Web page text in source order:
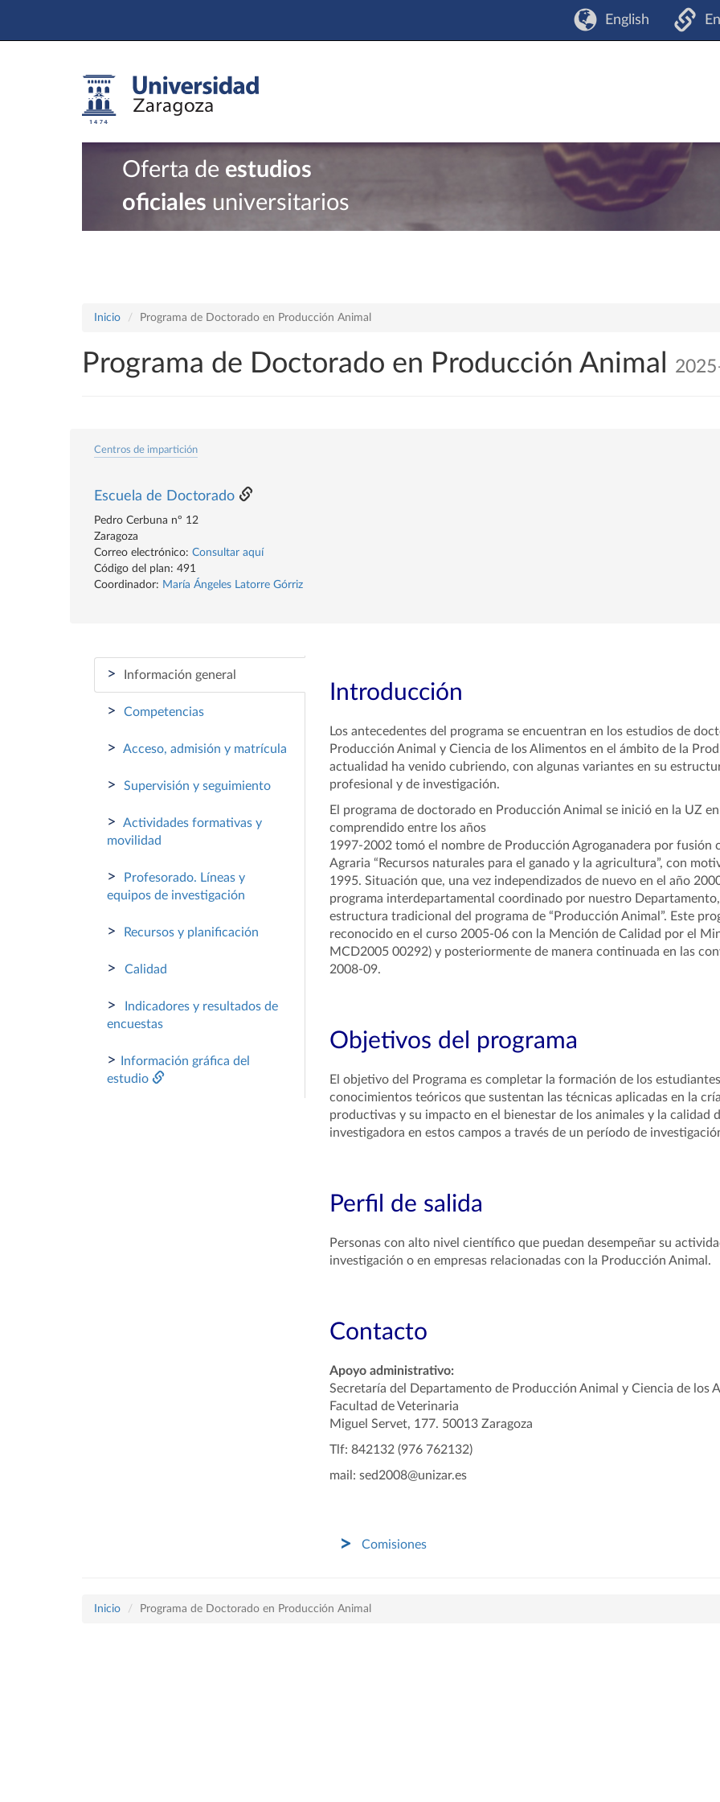
English
Oferta de estudios
oficiales universitarios
Inicio Programa de Doctorado en Producción Animal
Programa de Doctorado en Producción Animal
Centros de impartición
Escuela de Doctorado
Pedro Cerbuna nº 12
Zaragoza
Correo electrónico: Consultar aquí
Código del plan: 491
Coordinador: María Ángeles Latorre Górriz
> Información general
> Competencias
> Acceso, admisión y matrícula
> Supervisión y seguimiento
>
Actividades formativas y
movilidad
>
Profesorado. Líneas y
equipos de investigación
> Recursos y planificación
> Calidad
>
Indicadores y resultados de
encuestas
>
Información gráfica del
estudio
Introducción
Los antecedentes del programa se encuentran en los estudios de
Producción Animal y Ciencia de los Alimentos en el ámbito de la
actualidad ha venido cubriendo, con algunas variantes en su
profesional y de investigación.
El programa de doctorado en Producción Animal se inició en la UZ
comprendido entre los años
1997-2002 tomó el nombre de Producción Agroganadera por fusión
Agraria “Recursos naturales para el ganado y la agricultura”, con
1995. Situación que, una vez independizados de nuevo en el año
programa interdepartamental coordinado por nuestro
estructura tradicional del programa de “Producción Animal”. Este
reconocido en el curso 2005-06 con la Mención de Calidad por el
MCD2005 00292) y posteriormente de manera continuada en las
2008-09.
Objetivos del programa
El objetivo del Programa es completar la formación de los
conocimientos teóricos que sustentan las técnicas aplicadas en la
productivas y su impacto en el bienestar de los animales y la
investigadora en estos campos a través de un período de
Perfil de salida
Personas con alto nivel científico que puedan desempeñar su
investigación o en empresas relacionadas con la Producción Animal.
Contacto
Apoyo administrativo:
Secretaría del Departamento de Producción Animal y Ciencia de los
Facultad de Veterinaria
Miguel Servet, 177. 50013 Zaragoza
Tlf: 842132 (976 762132)
mail: sed2008@unizar.es
Comisiones
Inicio Programa de Doctorado en Producción Animal